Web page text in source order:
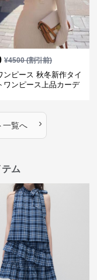
¥4500(割引前)
ンピース 秋冬新作タイ
ワンピース上品カーデ
一覧へ ›
ム